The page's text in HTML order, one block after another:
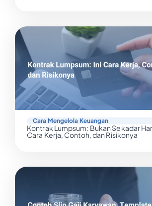
Cara Mengelola Keuangan
Kontrak Lumpsum: Bukan Sekadar
Cara Kerja, Contoh, dan Risikonya